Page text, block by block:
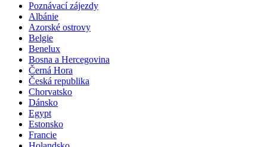
Poznávací zájezdy
Albánie
Azorské ostrovy
Belgie
Benelux
Bosna a Hercegovina
Černá Hora
Česká republika
Chorvatsko
Dánsko
Egypt
Estonsko
Francie